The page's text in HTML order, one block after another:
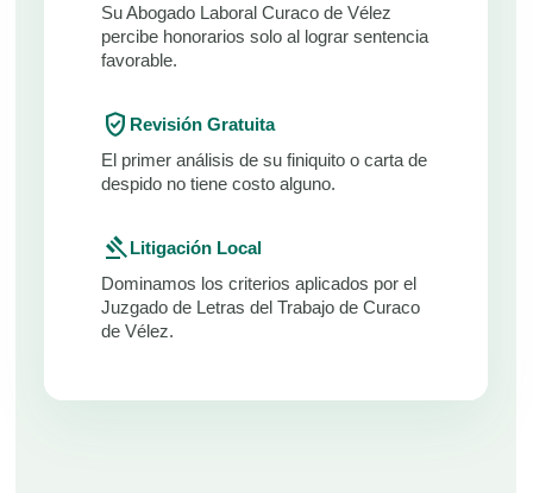
Su Abogado Laboral Curaco de Vélez
percibe honorarios solo al lograr sentencia
favorable.
verified_user Revisión Gratuita
El primer análisis de su finiquito o carta de
despido no tiene costo alguno.
gavelLitigación Local
Dominamos los criterios aplicados por el
Juzgado de Letras del Trabajo de Curaco
de Vélez.